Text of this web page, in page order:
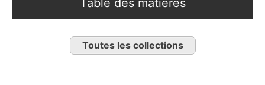
Table des matières
Toutes les collections